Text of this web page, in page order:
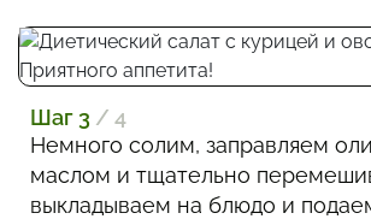
Шаг 3 / 4
Немного солим, заправляем
маслом и тщательно
выкладываем на блюдо и